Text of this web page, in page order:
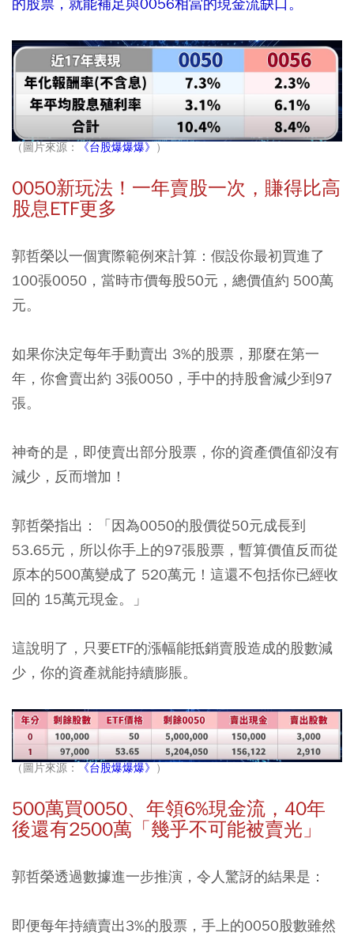
的股票，就能補足與0056相當的現金流缺口。
（圖片來源： 《台股爆爆爆》 ）
0050新玩法！一年賣股一次，賺得比高
股息ETF更多
郭哲榮以一個實際範例來計算：假設你最初買進了
100張0050，當時市價每股50元，總價值約 500萬
元。
如果你決定每年手動賣出 3%的股票，那麼在第一
年，你會賣出約 3張0050，手中的持股會減少到97
張。
神奇的是，即使賣出部分股票，你的資產價值卻沒有
減少，反而增加！
郭哲榮指出：「因為0050的股價從50元成長到
53.65元，所以你手上的97張股票，暫算價值反而從
原本的500萬變成了 520萬元！這還不包括你已經收
回的 15萬元現金。」
這說明了，只要ETF的漲幅能抵銷賣股造成的股數減
少，你的資產就能持續膨脹。
（圖片來源： 《台股爆爆爆》 ）
500萬買0050、年領6%現金流，40年
後還有2500萬「幾乎不可能被賣光」
郭哲榮透過數據進一步推演，令人驚訝的結果是：
即便每年持續賣出3%的股票，手上的0050股數雖然